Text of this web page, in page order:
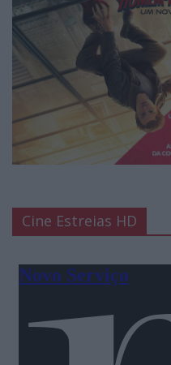
Cine Estreias HD